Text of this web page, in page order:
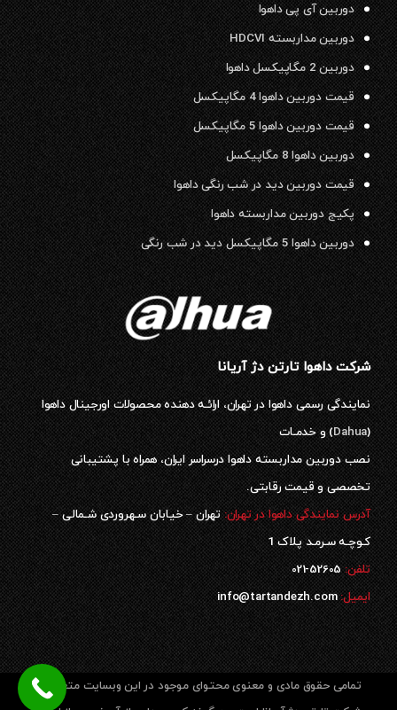
دوربین آی پی داهوا
دوربین مداربسته HDCVI
دوربین 2 مگاپیکسل داهوا
قیمت دوربین داهوا 4 مگاپیکسل
قیمت دوربین داهوا 5 مگاپیکسل
دوربین داهوا 8 مگاپیکسل
قیمت دوربین دید در شب رنگی داهوا
پکیج دوربین مداربسته داهوا
دوربین داهوا 5 مگاپیکسل دید در شب رنگی
شرکت داهوا تارتن دژ آریانا
نمایندگی رسمی داهوا در تهران، ارائـه دهنده محصولات اورجینال داهوا
(
Dahua) و خدمـات
نصب دوربین مداربسته داهوا درسراسر ایران، همراه با پشتیبانی
تخصصی و قیمت رقابتی.
آدرس نمایندگی داهوا در تهران:تهران – خیابان سـهروردی شـمالی –
کـوچـه سـرمـد پلاک 1
تلفن:52605-021
ایمیل:info@tartandezh.com
تمامی حقوق مادی و معنوی محتوای موجود در این وبسایت متعلق به